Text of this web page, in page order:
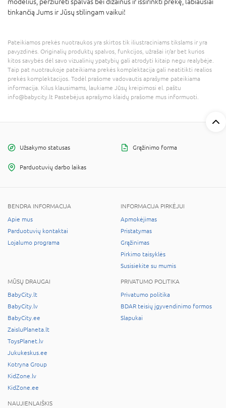
tinkančią Jums ir Jūsų stilingam vaikui!
Pateikiamos prekės nuotraukos yra skirtos tik iliustraciniams tikslams ir yra
pavyzdinės. Originalių produktų spalvos, funkcijos, užrašai ir/ar bet kurios
kitos savybės dėl savo vizualinių ypatybių gali atrodyti kitaip negu realybėje.
Taip pat nuotraukoje pateikiama prekės komplektacija gali neatitikti realios
prekės komplektacijos. Todėl prašome vadovautis aprašyme pateikiama
informacija. Kilus klausimams, laukiame Jūsų kreipimosi el. paštu
info@babycity.lt Pastebėjus aprašymo klaidų prašome mus informuoti.
Užsakymo statusas Grąžinimo forma
Parduotuvių darbo laikas
BENDRA INFORMACIJA
Apie mus
Parduotuvių kontaktai
Lojalumo programa
INFORMACIJA PIRKĖJUI
Apmokėjimas
Pristatymas
Grąžinimas
Pirkimo taisyklės
Susisiekite su mumis
MŪSŲ DRAUGAI
BabyCity.lt
BabyCity.lv
BabyCity.ee
ZaisluPlaneta.lt
ToysPlanet.lv
Jukukeskus.ee
Kotryna Group
KidZone.lv
KidZone.ee
PRIVATUMO POLITIKA
Privatumo politika
BDAR teisių įgyvendinimo formos
Slapukai
NAUJIENLAIŠKIS